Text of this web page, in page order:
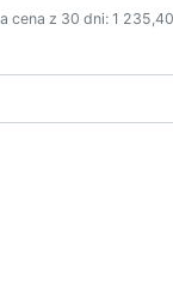
cena z 30 dni: 1